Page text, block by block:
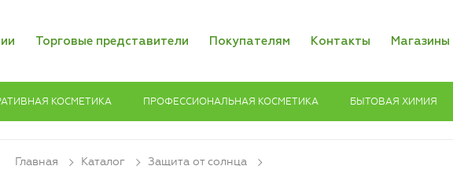
Торговые представители Покупателям Контакты Магазины
КОСМЕТИКА ПРОФЕССИОНАЛЬНАЯ КОСМЕТИКА БЫТОВАЯ ХИМИЯ
Главная Каталог Защита от солнца